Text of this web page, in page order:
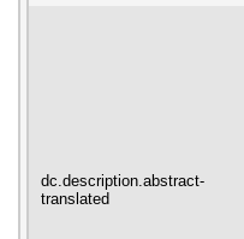
dc.description.abstract-
translated